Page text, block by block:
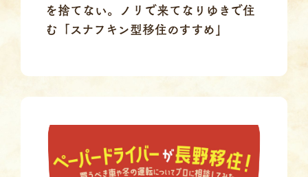
を捨てない。ノリで来てなりゆきで住
む「スナフキン型移住のすすめ」